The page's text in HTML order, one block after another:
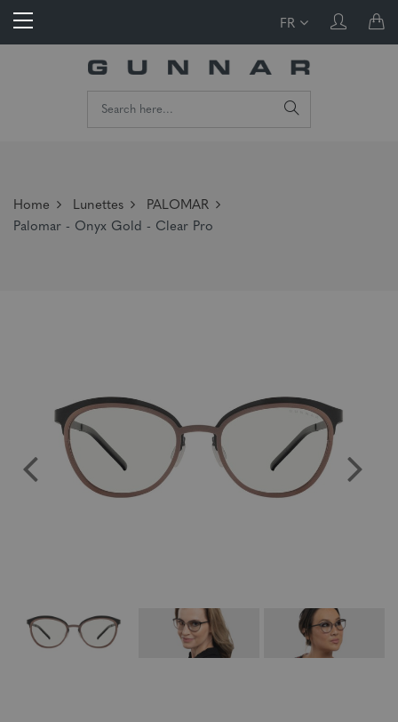
FR
Home Lunettes
PALOMAR
Palomar - Onyx Gold - Clear Pro